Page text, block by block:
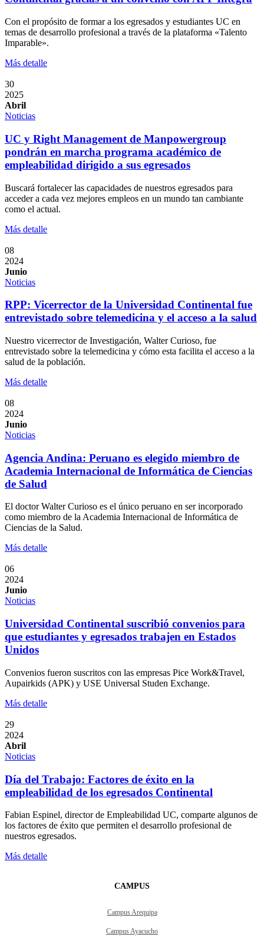
Con el propósito de formar a los egresados y estudiantes UC en
temas de desarrollo profesional a través de la plataforma «Talento
Imparable».
Más detalle
30
2025
Abril
Noticias
UC y Right Management de Manpowergroup
pondrán en marcha programa académico de
empleabilidad dirigido a sus egresados
Buscará fortalecer las capacidades de nuestros egresados para
acceder a cada vez mejores empleos en un mundo tan cambiante
como el actual.
Más detalle
08
2024
Junio
Noticias
RPP: Vicerrector de la Universidad Continental fue
entrevistado sobre telemedicina y el acceso a la salud
Nuestro vicerrector de Investigación, Walter Curioso, fue
entrevistado sobre la telemedicina y cómo esta facilita el acceso a la
salud de la población.
Más detalle
08
2024
Junio
Noticias
Agencia Andina: Peruano es elegido miembro de
Academia Internacional de Informática de Ciencias
de Salud
El doctor Walter Curioso es el único peruano en ser incorporado
como miembro de la Academia Internacional de Informática de
Ciencias de la Salud.
Más detalle
06
2024
Junio
Noticias
Universidad Continental suscribió convenios para
que estudiantes y egresados trabajen en Estados
Unidos
Convenios fueron suscritos con las empresas Pice Work&Travel,
Aupairkids (APK) y USE Universal Studen Exchange.
Más detalle
29
2024
Abril
Noticias
Día del Trabajo: Factores de éxito en la
empleabilidad de los egresados Continental
Fabian Espinel, director de Empleabilidad UC, comparte algunos de
los factores de éxito que permiten el desarrollo profesional de
nuestros egresados.
Más detalle
CAMPUS
Campus Arequipa
Campus Ayacucho